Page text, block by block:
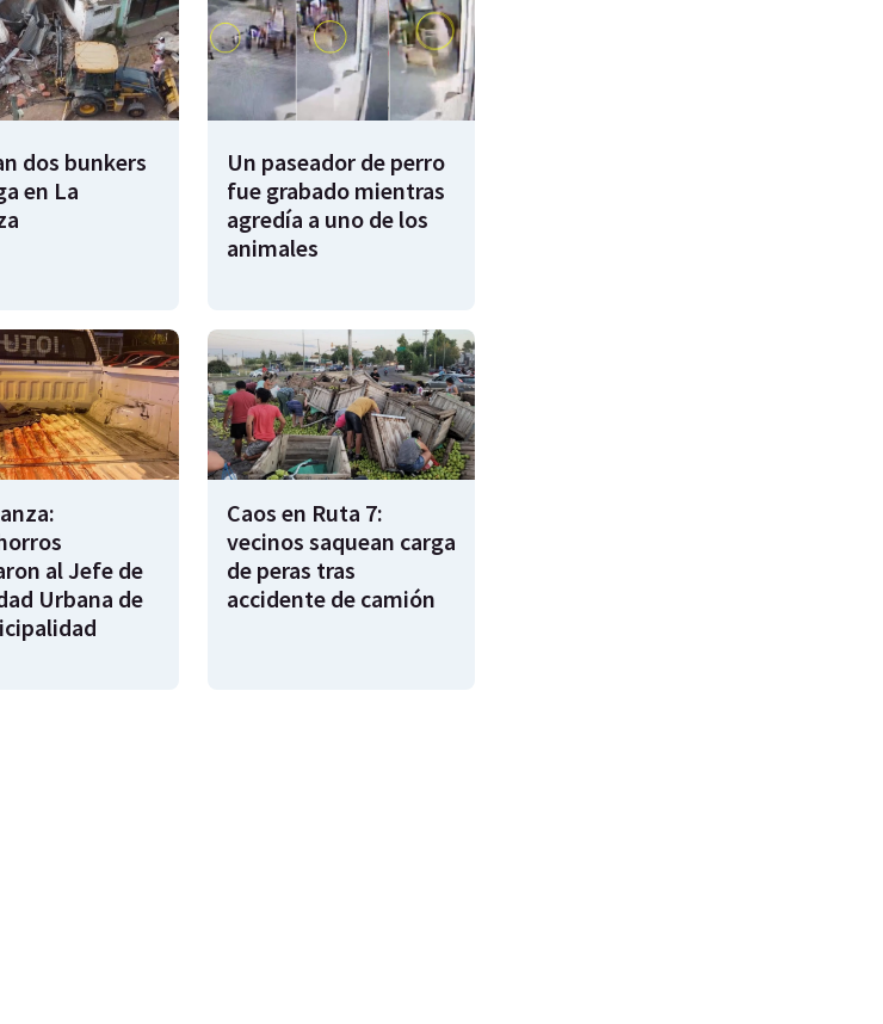
dos bunkers
en La
Un paseador de perro
fue grabado mientras
agredía a uno de los
animales
al Jefe de
Urbana de
Caos en Ruta 7:
vecinos saquean carga
de peras tras
accidente de camión